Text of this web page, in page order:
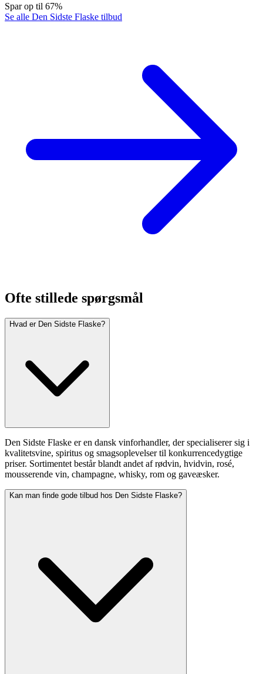
Spar op til 67%
Se alle Den Sidste Flaske tilbud
Ofte stillede spørgsmål
Hvad er Den Sidste Flaske?
Den Sidste Flaske er en dansk vinforhandler, der specialiserer sig i
kvalitetsvine, spiritus og smagsoplevelser til konkurrencedygtige
priser. Sortimentet består blandt andet af rødvin, hvidvin, rosé,
mousserende vin, champagne, whisky, rom og gaveæsker.
Kan man finde gode tilbud hos Den Sidste Flaske?